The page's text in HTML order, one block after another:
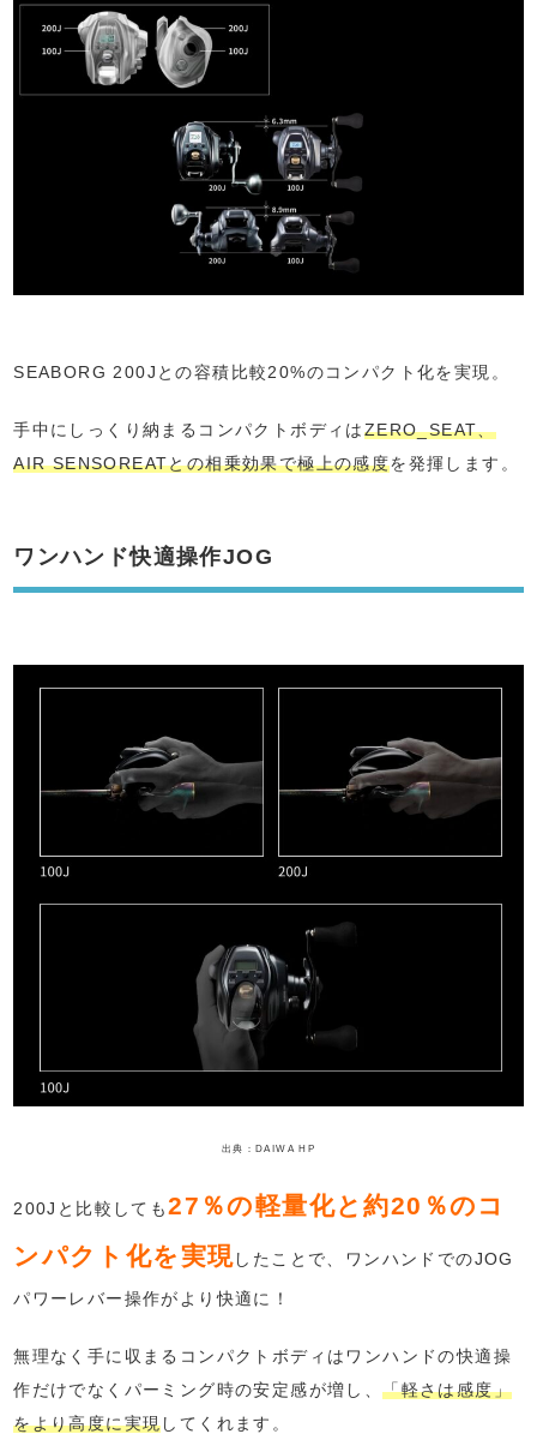
SEABORG 200Jとの容積比較20%のコンパクト化を実現。
手中にしっくり納まるコンパクトボディはZERO_SEAT、
AIR SENSOREATとの相乗効果で極上の感度を発揮します。
ワンハンド快適操作JOG
出典：DAIWA HP
200Jと比較しても27％の軽量化と約20％のコ
ンパクト化を実現したことで、ワンハンドでのJOG
パワーレバー操作がより快適に！
無理なく手に収まるコンパクトボディはワンハンドの快適操
作だけでなくパーミング時の安定感が増し、「軽さは感度」
をより高度に実現してくれます。